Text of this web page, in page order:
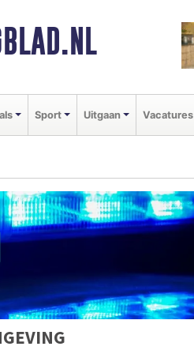
Sport Uitgaan Vacatures